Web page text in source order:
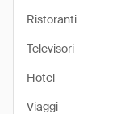
Ristoranti
Televisori
Hotel
Viaggi